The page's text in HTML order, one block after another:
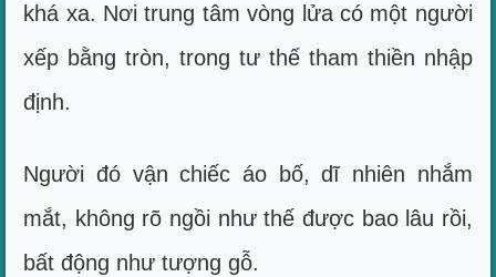
khá xa. Nơi trung tâm vòng lửa có một người
xếp bằng tròn, trong tư thế tham thiền nhập
định.
Người đó vận chiếc áo bố, dĩ nhiên nhắm
mắt, không rõ ngồi như thế được bao lâu rồi,
bất động như tượng gỗ.